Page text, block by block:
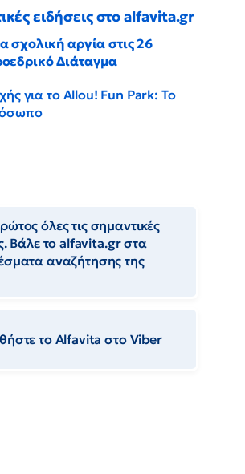
ειδήσεις στο alfavita.gr
σχολική αργία στις 26
Διάταγμα
για το Allou! Fun Park: Το
όλες τις σημαντικές
Βάλε το alfavita.gr στα
αναζήτησης της
το Αlfavita στο Viber